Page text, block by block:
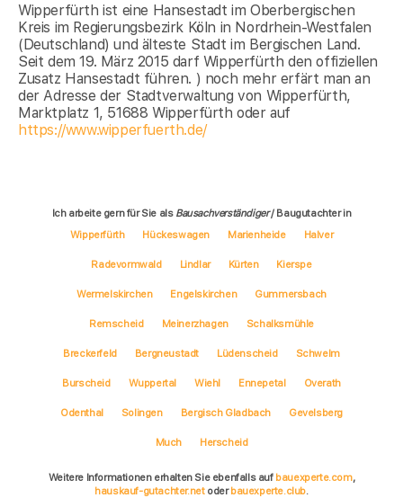
Wipperfürth ist eine Hansestadt im Oberbergischen
Kreis im Regierungsbezirk Köln in Nordrhein-Westfalen
(Deutschland) und älteste Stadt im Bergischen Land.
Seit dem 19. März 2015 darf Wipperfürth den offiziellen
Zusatz Hansestadt führen. ) noch mehr erfärt man an
der Adresse der Stadtverwaltung von Wipperfürth,
Marktplatz 1, 51688 Wipperfürth oder auf
https://www.wipperfuerth.de/
Ich arbeite gern für Sie als Bausachverständiger/ Baugutachter in
Wipperfürth
Hückeswagen Marienheide Halver
Radevormwald Lindlar Kürten Kierspe
Wermelskirchen Engelskirchen Gummersbach
Remscheid Meinerzhagen Schalksmühle
Breckerfeld Bergneustadt Lüdenscheid Schwelm
Burscheid Wuppertal Wiehl Ennepetal Overath
Odenthal Solingen Bergisch Gladbach Gevelsberg
Much Herscheid
Weitere Informationen erhalten Sie ebenfalls auf bauexperte.com,
hauskauf-gutachter.netoderbauexperte.club.